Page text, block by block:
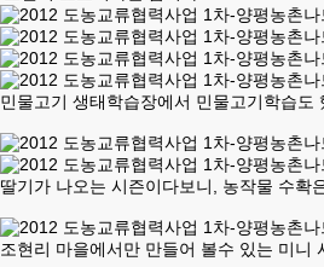
민물고기 생태학습장에서 민물고기학습도
딸기가 나오는 시즌이다보니, 농작물 수확
조현리 마을에서만 만들어 볼수 있는 미니